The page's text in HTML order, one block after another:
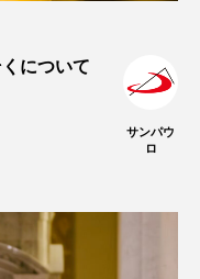
について
サンパウ
ロ